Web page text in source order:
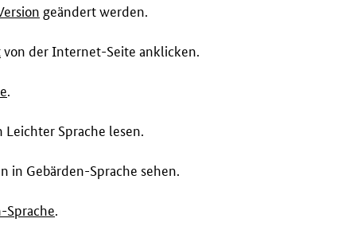
geändert werden.
von der Internet-Seite anklicken.
.
Leichter Sprache lesen.
in Gebärden-Sprache sehen.
Sprache.